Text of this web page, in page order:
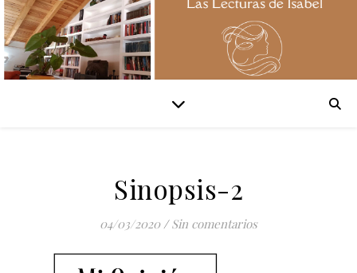
Sinopsis-2
04/03/2020 / Sin comentarios